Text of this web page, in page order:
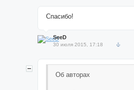
Спасибо!
SeeD
30 июля 2015, 17:18
Об авторах